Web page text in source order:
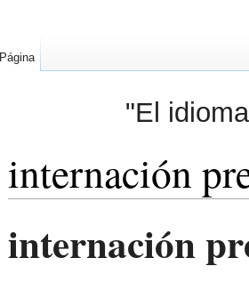
"El
internación
internación
Página